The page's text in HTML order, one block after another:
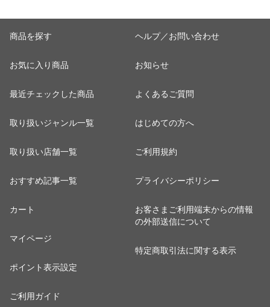
商品を探す
お気に入り商品
最近チェックした商品
取り扱いジャンル一覧
取り扱い店舗一覧
おすすめ記事一覧
カート
マイページ
ポイント表示設定
ご利用ガイド
ヘルプ／お問い合わせ
お知らせ
よくあるご質問
はじめての方へ
ご利用規約
プライバシーポリシー
お客さまご利用端末からの情報
の外部送信について
特定商取引法に関する表示